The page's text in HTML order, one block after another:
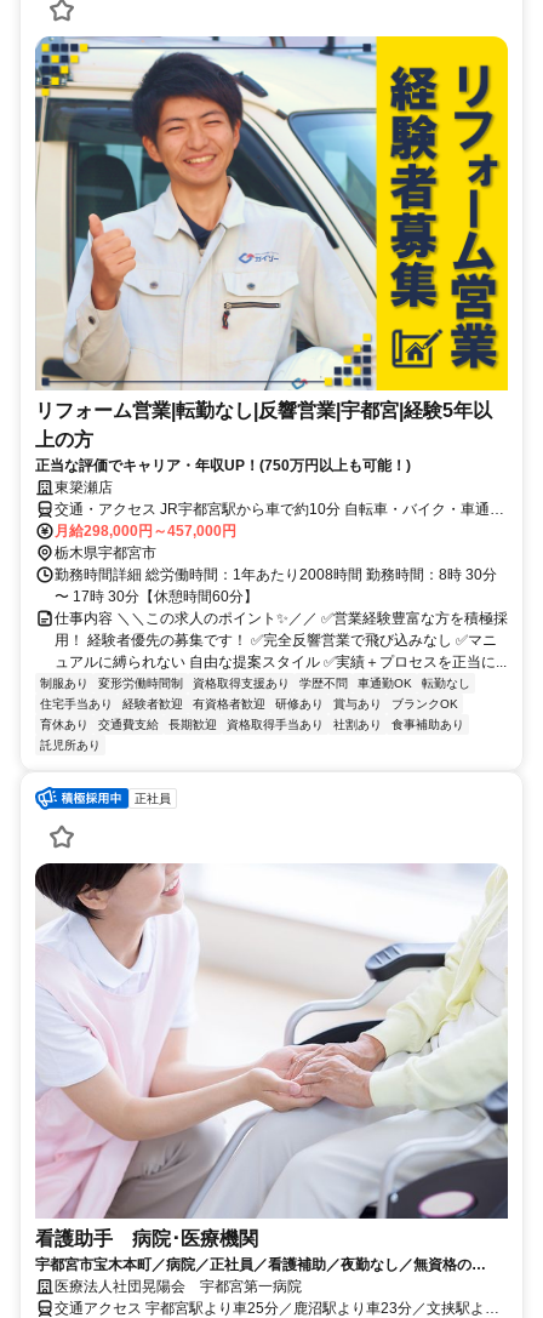
リフォーム営業|転勤なし|反響営業|宇都宮|経験5年以
上の方
正当な評価でキャリア・年収UP！(750万円以上も可能！)
東簗瀬店
交通・アクセス JR宇都宮駅から車で約10分 自転車・バイク・車通勤
OK! 無料駐車場完備
月給298,000円～457,000円
栃木県宇都宮市
勤務時間詳細 総労働時間：1年あたり2008時間 勤務時間：8時 30分
〜 17時 30分【休憩時間60分】
仕事内容 ＼＼この求人のポイント✨／／ ✅営業経験豊富な方を積極採
用！ 経験者優先の募集です！ ✅完全反響営業で飛び込みなし ✅マニ
ュアルに縛られない 自由な提案スタイル ✅実績＋プロセスを正当に...
制服あり 変形労働時間制 資格取得支援あり 学歴不問 車通勤OK
転勤なし
住宅手当あり
経験者歓迎 有資格者歓迎 研修あり 賞与あり
ブランクOK
育休あり
交通費支給 長期歓迎 資格取得手当あり 社割あり
食事補助あり
託児所あり
正社員
看護助手 病院･医療機関
宇都宮市宝木本町／病院／正社員／看護補助／夜勤なし／無資格の
方/6045_233498
医療法人社団晃陽会 宇都宮第一病院
交通アクセス 宇都宮駅より車25分／鹿沼駅より車23分／文挟駅より